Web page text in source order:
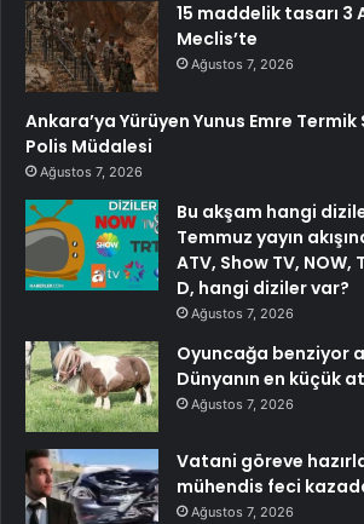
15 maddelik tasarı 3
Meclis’te
Ağustos 7, 2026
Ankara’ya Yürüyen Yunus Emre
Polis Müdalesi
Ağustos 7, 2026
Bu akşam hangi
Temmuz yayın
ATV, Show TV, NOW,
D, hangi diziler var?
Ağustos 7, 2026
Oyuncağa benziyor
Dünyanın en küçük
Ağustos 7, 2026
Vatani göreve
mühendis feci
Ağustos 7, 2026